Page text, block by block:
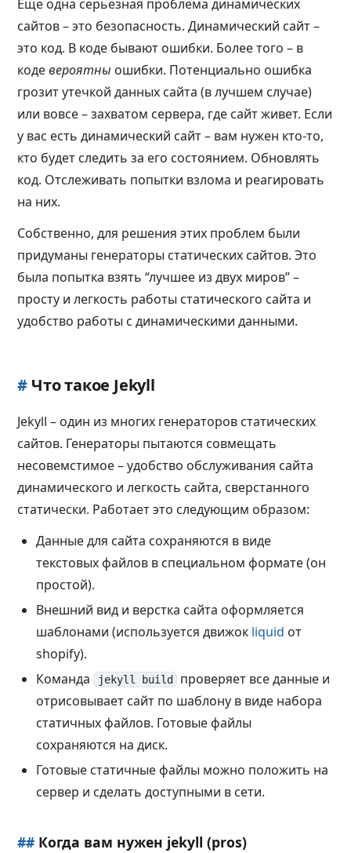
Еще одна серьезная проблема динамических
сайтов – это безопасность. Динамический сайт –
это код. В коде бывают ошибки. Более того – в
кодевероятны ошибки. Потенциально ошибка
грозит утечкой данных сайта (в лучшем случае)
или вовсе – захватом сервера, где сайт живет. Если
у вас есть динамический сайт – вам нужен кто-то,
кто будет следить за его состоянием. Обновлять
код. Отслеживать попытки взлома и реагировать
на них.
Собственно, для решения этих проблем были
придуманы генераторы статических сайтов. Это
была попытка взять “лучшее из двух миров” –
просту и легкость работы статического сайта и
удобство работы с динамическими данными.
# Что такое Jekyll
Jekyll – один из многих генераторов статических
сайтов. Генераторы пытаются совмещать
несовемстимое – удобство обслуживания сайта
динамического и легкость сайта, сверстанного
статически. Работает это следующим образом:
Данные для сайта сохраняются в виде
текстовых файлов в специальном формате (он
простой).
Внешний вид и верстка сайта оформляется
шаблонами (используется движок liquid от
shopify).
Команда jekyll build
проверяет все данные и
отрисовывает сайт по шаблону в виде набора
статичных файлов. Готовые файлы
сохраняются на диск.
Готовые статичные файлы можно положить на
сервер и сделать доступными в сети.
## Когда вам нужен jekyll (pros)